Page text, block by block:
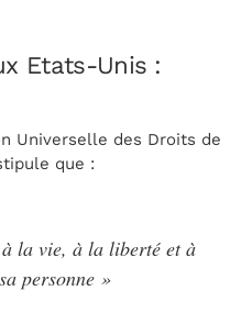
Etats-Unis :
Universelle des Droits de
que :
la vie, à la liberté et à
personne »